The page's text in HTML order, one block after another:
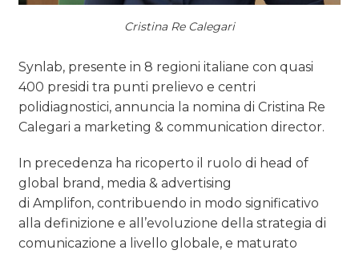
CASE HISTORY
OPINIONI
Cristina Re Calegari
Synlab, presente in 8 regioni italiane con quasi
400 presidi tra punti prelievo e centri
polidiagnostici, annuncia la nomina di Cristina Re
Calegari a marketing & communication director.
In precedenza ha ricoperto il ruolo di head of
global brand, media & advertising
di Amplifon, contribuendo in modo significativo
alla definizione e all’evoluzione della strategia di
comunicazione a livello globale, e maturato